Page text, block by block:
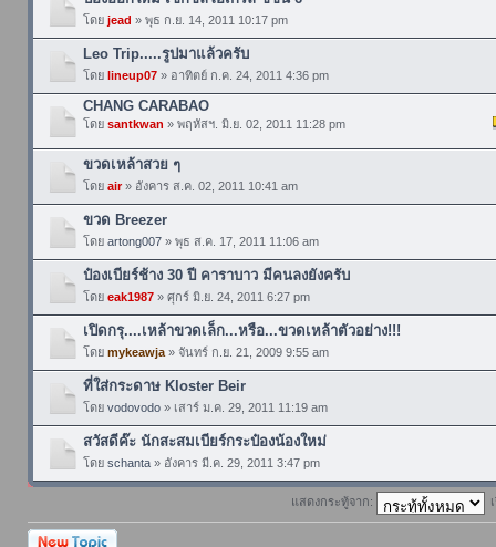
โดย jead » พุธ ก.ย. 14, 2011 10:17 pm
Leo Trip.....รูปมาแล้วครับ
โดย lineup07» อาทิตย์ ก.ค. 24, 2011 4:36 pm
CHANG CARABAO
โดย santkwan » พฤหัสฯ. มิ.ย. 02, 2011 11:28 pm
ขวดเหล้าสวย ๆ
โดย air» อังคาร ส.ค. 02, 2011 10:41 am
ขวด Breezer
โดย artong007» พุธ ส.ค. 17, 2011 11:06 am
ป๋องเบียร์ช้าง 30 ปี คาราบาว มีคนลงยังครับ
โดย eak1987» ศุกร์ มิ.ย. 24, 2011 6:27 pm
เปิดกรุ....เหล้าขวดเล็ก...หรือ...ขวดเหล้าตัวอย่าง!!!
โดย mykeawja» จันทร์ ก.ย. 21, 2009 9:55 am
ที่ใส่กระดาษ Kloster Beir
โดย vodovodo» เสาร์ ม.ค. 29, 2011 11:19 am
สวัสดีค๊ะ นักสะสมเบียร์กระป๋องน้องใหม่
โดย schanta» อังคาร มี.ค. 29, 2011 3:47 pm
แสดงกระทู้จาก:
ตั้งกระทู้ใหม่